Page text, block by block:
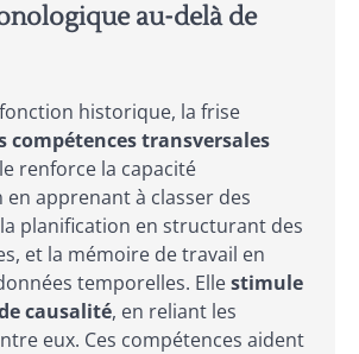
au-delà de
historique, la frise
compétences transversales
renforce la capacité
en apprenant à classer des
planification en structurant des
et la mémoire de travail en
temporelles. Ellestimule
causalité, en reliant les
eux. Ces compétences aident